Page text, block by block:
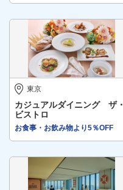
東京
カジュアルダイニング ザ・
ビストロ
お食事・お飲み物より5％OFF